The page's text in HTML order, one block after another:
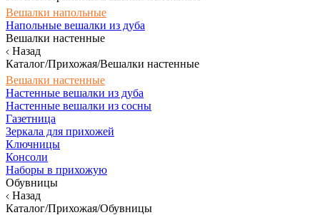
Вешалки напольные
Напольные вешалки из дуба
Вешалки настенные
Назад
Каталог/Прихожая/Вешалки настенные
Вешалки настенные
Настенные вешалки из дуба
Настенные вешалки из сосны
Газетница
Зеркала для прихожей
Ключницы
Консоли
Наборы в прихожую
Обувницы
Назад
Каталог/Прихожая/Обувницы